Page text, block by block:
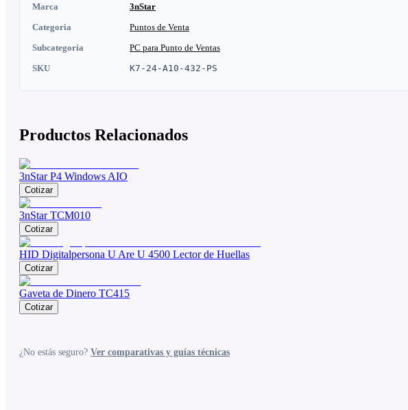
Marca
3nStar
Categoria
Puntos de Venta
Subcategoria
PC para Punto de Ventas
SKU
K7-24-A10-432-PS
Productos Relacionados
3nStar P4 Windows AIO
Cotizar
3nStar TCM010
Cotizar
HID Digitalpersona U Are U 4500 Lector de Huellas
Cotizar
Gaveta de Dinero TC415
Cotizar
¿No estás seguro? Ver comparativas y guías técnicas